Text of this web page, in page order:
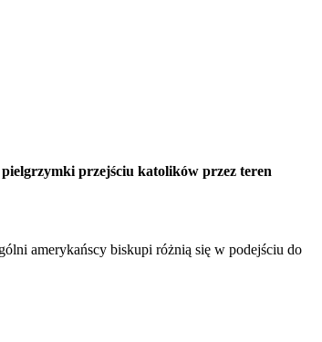
przejściu katolików przez teren
amerykańscy biskupi różnią się w podejściu do